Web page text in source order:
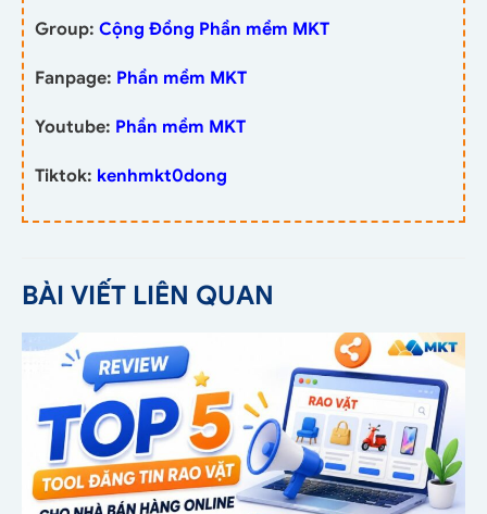
Group: Cộng Đồng Phần mềm MKT
Fanpage: Phần mềm MKT
Youtube: Phần mềm MKT
Tiktok: kenhmkt0dong
BÀI VIẾT LIÊN QUAN